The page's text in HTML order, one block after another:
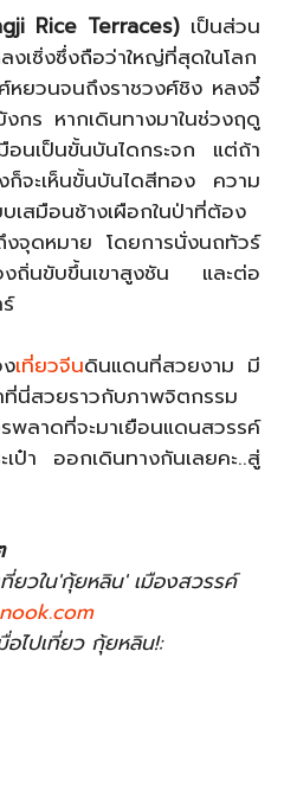
Rice Terraces) เป็นส่วน
งเซิ่งซึ่งถือว่าใหญ่ที่สุดในโลก
หยวนจนถึงราชวงศ์ชิง หลงจี๋
กร หากเดินทางมาในช่วงฤดู
อนเป็นขั้นบันไดกระจก แต่ถ้า
ก็จะเห็นขั้นบันไดสีทอง ความ
เสมือนช้างเผือกในป่าที่ต้อง
ถึงจุดหมาย โดยการนั่งนถทัวร์
ถิ่นขับขึ้นเขาสูงชัน และต่อ
เที่ยวจีนดินแดนที่สวยงาม มี
ที่นี่สวยราวกับภาพจิตกรรม
ลาดที่จะมาเยือนแดนสวรรค์
ป๋า ออกเดินทางกันเลยคะ..สู่
วใน'กุ้ยหลิน' เมืองสวรรค์
ไปเที่ยว กุ้ยหลิน!: